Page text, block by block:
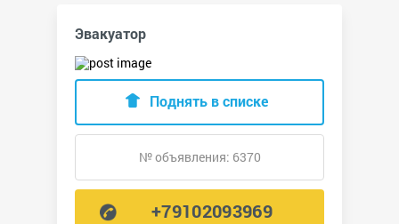
Эвакуатор
Поднять в списке
№ объявления: 6370
+79102093969